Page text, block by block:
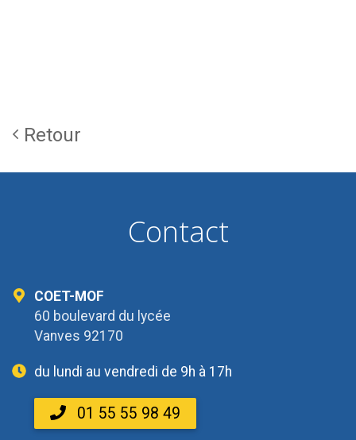
Retour
Contact
COET-MOF
60 boulevard du lycée
Vanves 92170
du lundi au vendredi de 9h à 17h
01 55 55 98 49